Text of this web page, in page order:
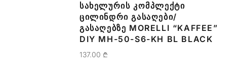
ᲡᲐᲮᲔᲚᲣᲠᲘᲡ ᲙᲝᲛᲞᲚᲔᲥᲢᲘ
ᲪᲘᲚᲘᲜᲓᲠᲘ ᲒᲐᲡᲐᲦᲔᲑᲘ/
ᲒᲐᲡᲐᲦᲔᲑᲖᲔ MORELLI “KAFFEE”
DIY MH-50-S6-KH BL BLACK
137.00 ₾